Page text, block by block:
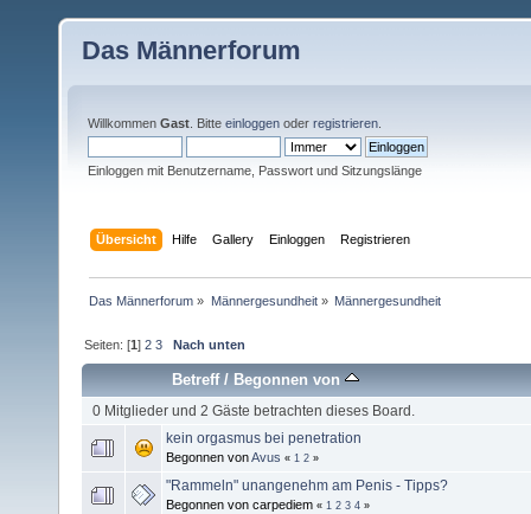
Das Männerforum
Willkommen Gast . Bitte einloggen oder registrieren
Einloggen mit Benutzername, Passwort und Sitzungslänge
Übersicht Hilfe Gallery Einloggen Registrieren
Das Männerforum » Männergesundheit» Männergesundheit
Seiten: [1]2 3 Nach unten
Betreff/Begonnen von
0 Mitglieder und 2 Gäste betrachten dieses Board.
kein orgasmus bei penetration
Begonnen vonAvus « 1 2 »
"Rammeln" unangenehm am Penis - Tipps?
Begonnen von carpediem « 1 2 3 4 »